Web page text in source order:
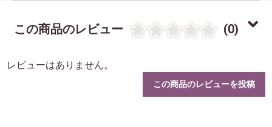
この商品のレビュー (0)
レビューはありません。
この商品のレビューを投稿